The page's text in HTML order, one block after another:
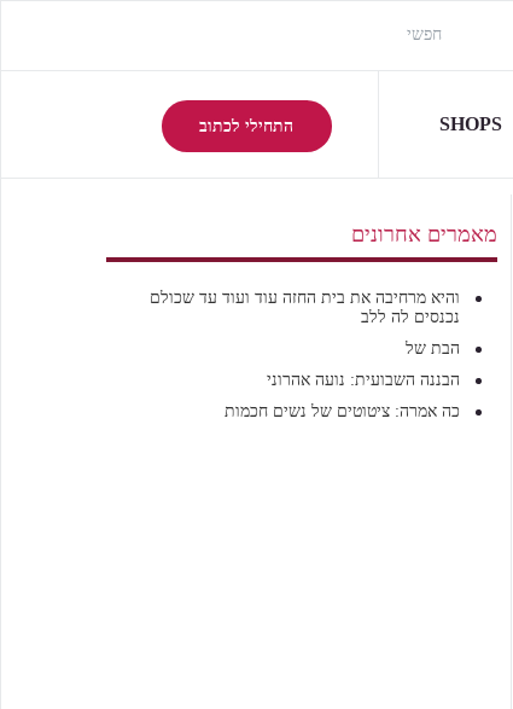
התחילי לכתוב SHOPS
מאמרים אחרונים
והיא מרחיבה את בית החזה עוד ועוד עד שכולם
נכנסים לה ללב
הבת של
הבננה השבועית: נועה אהרוני
כה אמרה: ציטוטים של נשים חכמות